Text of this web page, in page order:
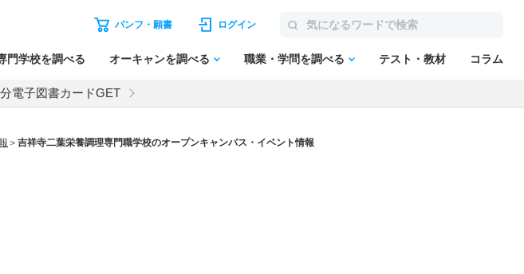
パンフ・願書 ログイン
門学校を調べる オーキャンを調べる 職業・学問を調べる テスト・教材 コラム
電子図書カードGET
吉祥寺二葉栄養調理専門職学校のオープンキャンパス・イベント情報